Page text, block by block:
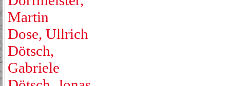
Martin
Dose, Ullrich
Dötsch,
Gabriele